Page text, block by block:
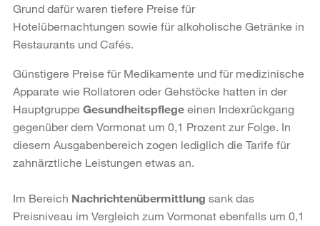
Grund dafür waren tiefere Preise für
Hotelübernachtungen sowie für alkoholische Getränke in
Restaurants und Cafés.
Günstigere Preise für Medikamente und für medizinische
Apparate wie Rollatoren oder Gehstöcke hatten in der
Hauptgruppe Gesundheitspflege einen Indexrückgang
gegenüber dem Vormonat um 0,1 Prozent zur Folge. In
diesem Ausgabenbereich zogen lediglich die Tarife für
zahnärztliche Leistungen etwas an.
Im Bereich Nachrichtenübermittlung sank das
Preisniveau im Vergleich zum Vormonat ebenfalls um 0,1